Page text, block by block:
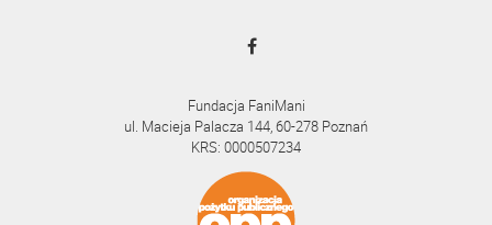
Fundacja FaniMani
ul. Macieja Palacza 144, 60-278 Poznań
KRS: 0000507234